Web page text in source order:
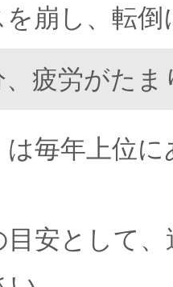
崩し、転
疲労がたま
は毎年上位
目安として